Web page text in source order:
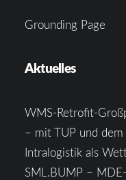
Grounding Page
Aktuelles
WMS-Retrofit-
– mit TUP und
Intralogistik als
SML.BUMP –